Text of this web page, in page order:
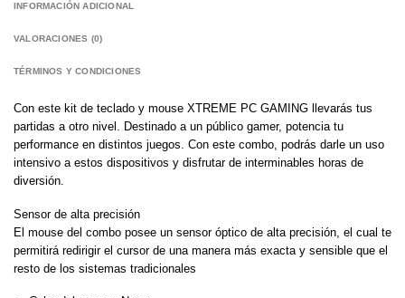
INFORMACIÓN ADICIONAL
VALORACIONES (0)
TÉRMINOS Y CONDICIONES
Con este kit de teclado y mouse XTREME PC GAMING llevarás tus
partidas a otro nivel. Destinado a un público gamer, potencia tu
performance en distintos juegos. Con este combo, podrás darle un uso
intensivo a estos dispositivos y disfrutar de interminables horas de
diversión.
Sensor de alta precisión
El mouse del combo posee un sensor óptico de alta precisión, el cual te
permitirá redirigir el cursor de una manera más exacta y sensible que el
resto de los sistemas tradicionales